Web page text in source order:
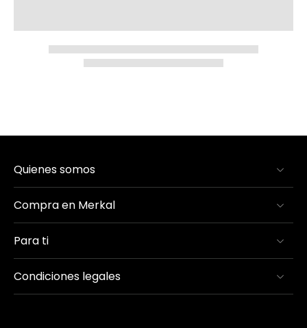
Quienes somos
Compra en Merkal
Para ti
Condiciones legales